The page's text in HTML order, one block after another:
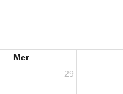
Mer
29